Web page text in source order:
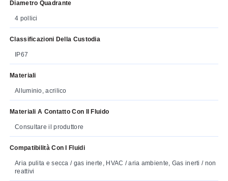
Diametro Quadrante
4 pollici
Classificazioni Della Custodia
IP67
Materiali
Alluminio, acrilico
Materiali A Contatto Con Il Fluido
Consultare il produttore
Compatibilità Con I Fluidi
Aria pulita e secca / gas inerte, HVAC / aria ambiente, Gas inerti / non
reattivi